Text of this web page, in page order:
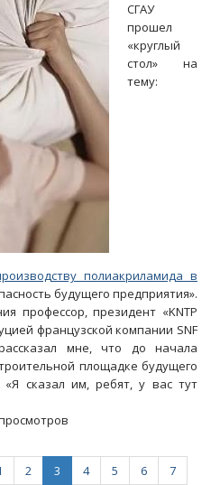
СГАУ
прошел
«круглый
стол» на
тему:
полиакриламида в
будущего предприятия».
профессор, президент «KNTP
французской компании SNF
мне, что до начала
площадке будущего
сказал им, ребят, у вас тут
2 3 4 5 6
7